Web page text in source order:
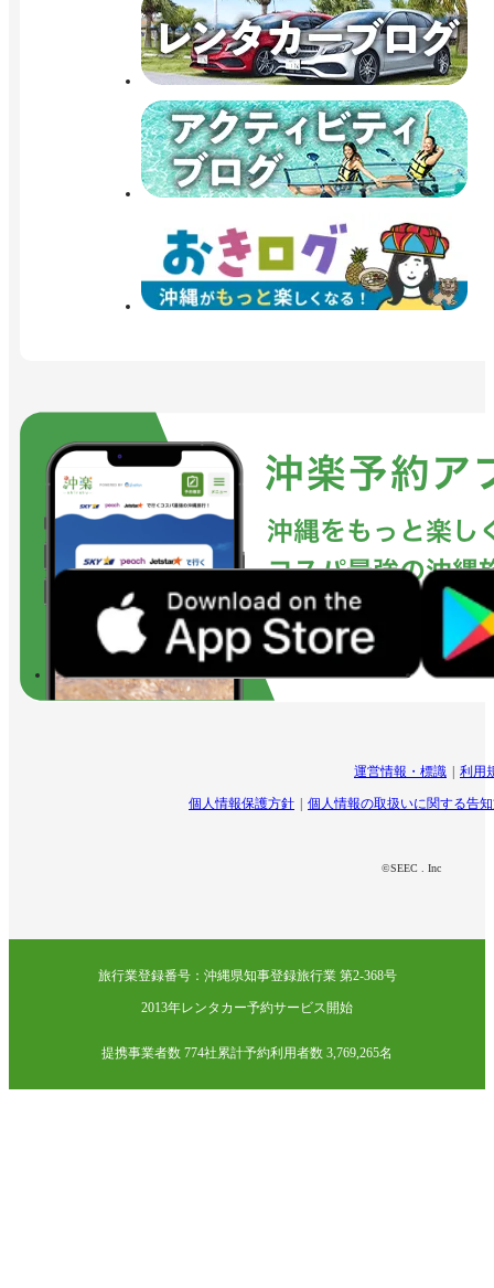
運営情報・標識 利用
個人情報保護方針 個人情報の取扱いに関する告
©SEEC . Inc
旅行業登録番号：沖縄県知事登録旅行業 第2-368号
2013年レンタカー予約サービス開始
提携事業者数 774社累計予約利用者数 3,769,265名